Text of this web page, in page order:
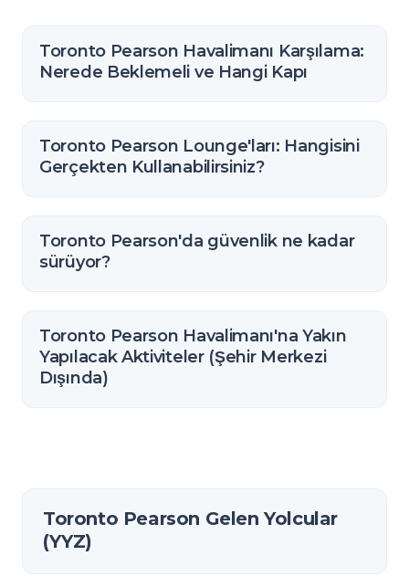
Toronto Pearson Havalimanı Karşılama:
Nerede Beklemeli ve Hangi Kapı
Toronto Pearson Lounge'ları: Hangisini
Gerçekten Kullanabilirsiniz?
Toronto Pearson'da güvenlik ne kadar
sürüyor?
Toronto Pearson Havalimanı'na Yakın
Yapılacak Aktiviteler (Şehir Merkezi
Dışında)
Toronto Pearson Gelen Yolcular
(YYZ)